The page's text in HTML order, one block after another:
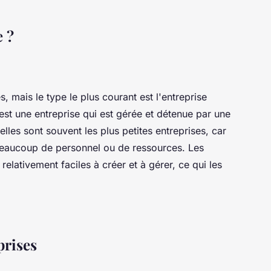
?
mais le type le plus courant est l'entreprise
une entreprise qui est gérée et détenue par une
sont souvent les plus petites entreprises, car
de personnel ou de ressources. Les
faciles à créer et à gérer, ce qui les